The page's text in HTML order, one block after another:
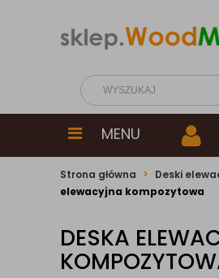
MENU
Strona główna Deski
elewacyjna kompozytowa
DESKA